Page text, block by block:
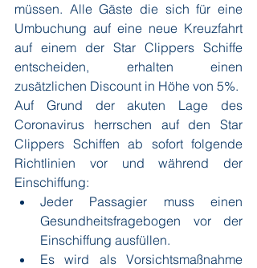
müssen. Alle Gäste die sich für eine
Umbuchung auf eine neue Kreuzfahrt
auf einem der Star Clippers Schiffe
entscheiden, erhalten einen
zusätzlichen Discount in Höhe von 5%.
Auf Grund der akuten Lage des
Coronavirus herrschen auf den Star
Clippers Schiffen ab sofort folgende
Richtlinien vor und während der
Einschiffung:
Jeder Passagier muss einen
Gesundheitsfragebogen vor der
Einschiffung ausfüllen.
Es wird als Vorsichtsmaßnahme